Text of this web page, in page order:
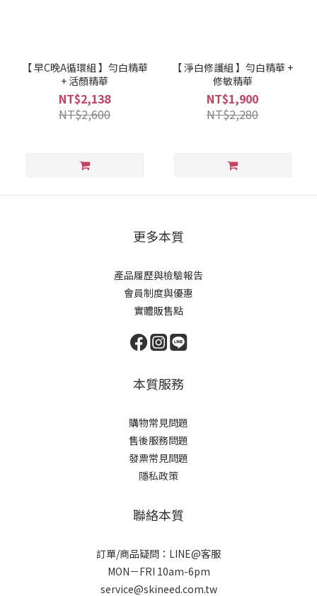
【 早C晚A循環組 】勻白精華
+ 活顏精華
NT$2,138
NT$2,600
【 淨白修護組 】勻白精華 +
修敏精華
NT$1,900
NT$2,280
更多本質
產品履歷與檢驗報告
會員制度與優惠
實體販售點
本質服務
購物常見問題
售後服務問題
發票常見問題
隱私政策
聯絡本質
訂單/商品疑問：LINE@客服
MON－FRI 10am-6pm
service@skineed.com.tw